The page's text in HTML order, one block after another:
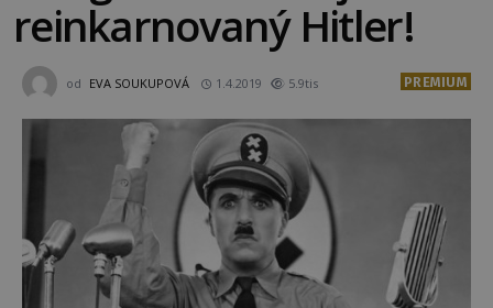
reinkarnovaný Hitler!
od EVA SOUKUPOVÁ 1.4.2019 5.9tis PREMIUM